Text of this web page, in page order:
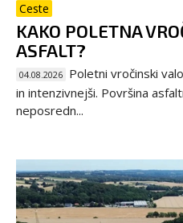
Ceste
KAKO POLETNA
ASFALT?
04.08.2026 Poletni vročinski
in intenzivnejši. Površina
neposredn...